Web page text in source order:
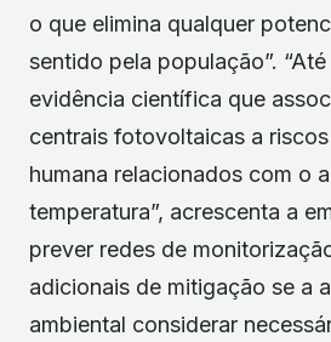
o que elimina qualquer
sentido pela população”.
evidência científica que
centrais fotovoltaicas a
humana relacionados com o
temperatura”, acrescenta a
prever redes de
adicionais de mitigação se a
ambiental considerar